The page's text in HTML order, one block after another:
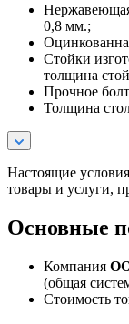
0,8 мм.;
Стойки
толщина
Прочное
Толщина
Настоящие
товары и услуги,
Основные
Компания
(общая
Стоимость